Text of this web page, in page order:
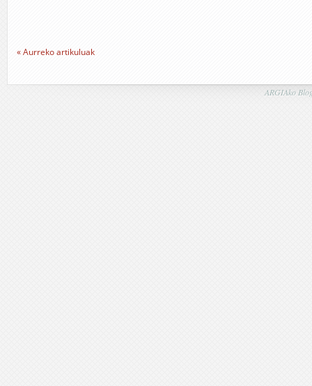
« Aurreko artikuluak
ARGIAko